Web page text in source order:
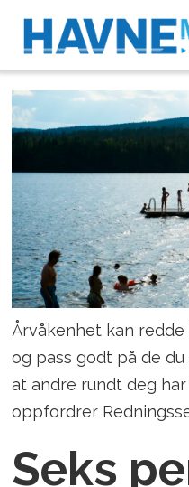
Årvåkenhet kan
og pass godt på de
at andre rundt deg
oppfordrer
Seks